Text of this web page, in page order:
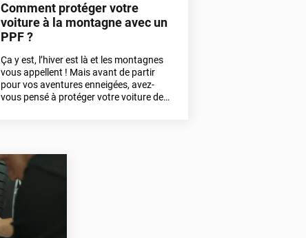
Comment protéger votre
voiture à la montagne avec un
PPF ?
Ça y est, l’hiver est là et les montagnes
vous appellent ! Mais avant de partir
pour vos aventures enneigées, avez-
vous pensé à protéger votre voiture des
de carrosserie, aussi appelé PPF !